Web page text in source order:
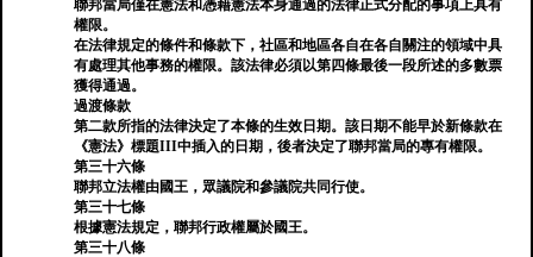
聯邦當局僅在憲法和憑藉憲法本身通過的法律正式分配的事項上具有
權限。
在法律規定的條件和條款下，社區和地區各自在各自關注的領域中具
有處理其他事務的權限。該法律必須以第四條最後一段所述的多數票
獲得通過。
過渡條款
第二款所指的法律決定了本條的生效日期。該日期不能早於新條款在
《憲法》標題III中插入的日期，後者決定了聯邦當局的專有權限。
第三十六條
聯邦立法權由國王，眾議院和參議院共同行使。
第三十七條
根據憲法規定，聯邦行政權屬於國王。
第三十八條